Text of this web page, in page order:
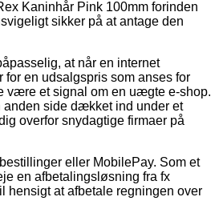
Kaninhår Pink 100mm forinden
sikker på at antage den
at når en internet
for en udsalgspris som anses for
være et signal om en uægte e-shop.
anden side dækket ind under et
overfor snydagtige firmaer på
eller MobilePay. Som et
en afbetalingsløsning fra fx
hensigt at afbetale regningen over